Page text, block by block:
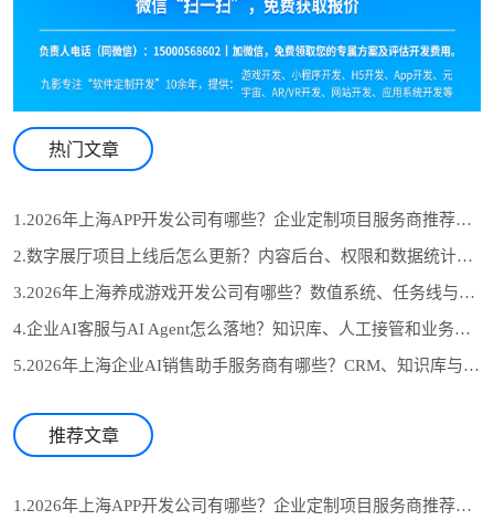
热门文章
1.2026年上海APP开发公司有哪些？企业定制项目服务商推荐与选型参考
2.数字展厅项目上线后怎么更新？内容后台、权限和数据统计设计
3.2026年上海养成游戏开发公司有哪些？数值系统、任务线与长期运营怎么选
4.企业AI客服与AI Agent怎么落地？知识库、人工接管和业务系统对接流程
5.2026年上海企业AI销售助手服务商有哪些？CRM、知识库与自动跟进怎么选
推荐文章
1.2026年上海APP开发公司有哪些？企业定制项目服务商推荐与选型参考